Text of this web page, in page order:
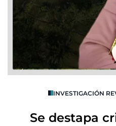
INVESTIGACIÓN
Se destapa